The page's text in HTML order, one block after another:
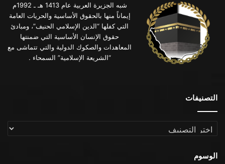
شبه الجزيرة العربية عام 1413 هـ ـ 1992م
إيماناً منها بالحقوق الأساسية والحريات العامة
التي كفلها “الدين الإسلامي الحنيف”، ومبادئ
حقوق الإنسان الأساسية التي ضمنتها
المعاهدات والصكوك الدولية والتي تتماشى مع
“الشريعة الإسلامية” السمحاء .
التصنيفات
التصنيفات
الوسوم